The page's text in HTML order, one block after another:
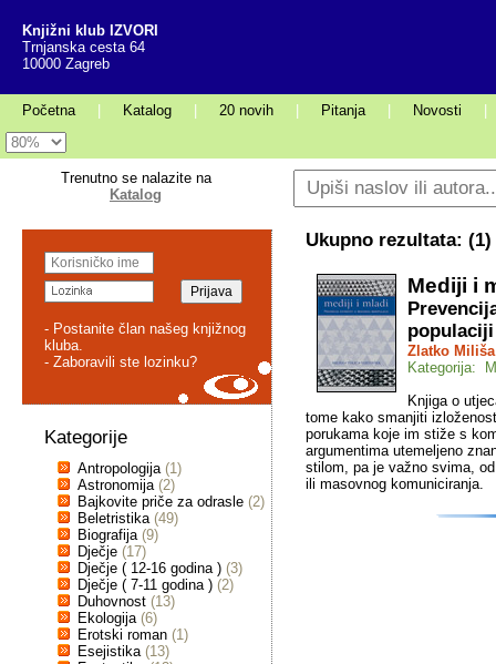
Knjižni klub IZVORI
Trnjanska cesta 64
10000 Zagreb
Početna Katalog 20 novih Pitanja Novosti
Trenutno se nalazite na
Katalog
- Postanite član našeg knjižnog
kluba.
- Zaboravili ste lozinku?
Kategorije
Antropologija (1)
Astronomija (2)
Bajkovite priče za odrasle (2)
Beletristika (49)
Biografija (9)
Dječje (17)
Dječje ( 12-16 godina ) (3)
Dječje ( 7-11 godina ) (2)
Duhovnost (13)
Ekologija (6)
Erotski roman (1)
Esejistika (13)
Ukupno rezultata: (1)
Mediji i
populaciji
Zlatko Miliša
Kategorija:
Knjiga o
tome kako smanjiti
porukama koje im stiže s
argumentima utemeljeno
stilom, pa je važno svima,
ili masovnog komuniciranja.